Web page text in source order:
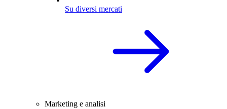
Su diversi mercati
Marketing e analisi